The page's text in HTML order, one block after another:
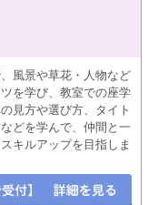
風景や草花・人物など
を学び、教室での座学
見方や選び方、タイト
どを学んで、仲間と一
キルアップを目指しま